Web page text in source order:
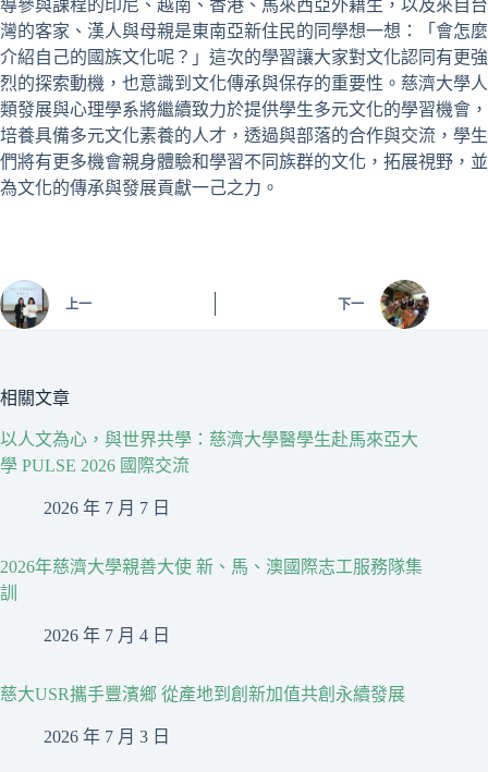
導參與課程的印尼、越南、香港、馬來西亞外籍生，以及來自台
灣的客家、漢人與母親是東南亞新住民的同學想一想：「會怎麼
介紹自己的國族文化呢？」這次的學習讓大家對文化認同有更強
烈的探索動機，也意識到文化傳承與保存的重要性。慈濟大學人
類發展與心理學系將繼續致力於提供學生多元文化的學習機會，
培養具備多元文化素養的人才，透過與部落的合作與交流，學生
們將有更多機會親身體驗和學習不同族群的文化，拓展視野，並
為文化的傳承與發展貢獻一己之力。
上一 下一
相關文章
以人文為心，與世界共學：慈濟大學醫學生赴馬來亞大
學 PULSE 2026 國際交流
2026 年 7 月 7 日
2026年慈濟大學親善大使 新、馬、澳國際志工服務隊集
訓
2026 年 7 月 4 日
慈大USR攜手豐濱鄉 從產地到創新加值共創永續發展
2026 年 7 月 3 日